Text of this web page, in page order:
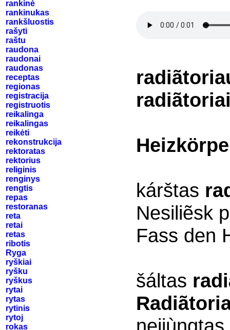
rankinė
rankinukas
rankšluostis
rašyti
raštu
raudona
raudonai
raudonas
receptas
regionas
registracija
registruotis
reikalinga
reikalingas
reikėti
rekonstrukcija
rektoratas
rektorius
religinis
renginys
rengtis
repas
restoranas
reta
retai
retas
ribotis
Ryga
ryškiai
ryšku
ryškus
rytai
rytas
rytinis
rytoj
rokas
kárštas
Nesiliẽsk
Fass den
šáltas